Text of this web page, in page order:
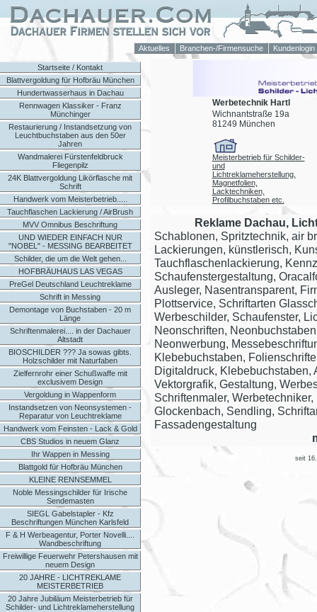
Aktuelles Branchen-/Firmensuche Kundenlogin
Startseite / Kontakt
Blattvergoldung für Hofbräu München
Hundertwasserhaus in Dachau
Rennwagen Klassiker - Franz
Münchinger
Restaurierung / Instandsetzung von
Leuchtbuchstaben aus den 50er
Jahren
Wandmalerei Fürstenfeldbruck
Fliegenpilz
24K Blattvergoldung Likörflasche mit
Schrift
Handwerk vom Meisterbetrieb.....
Tauchflaschen Lackierung / AirBrush
MVV Omnibus Beschriftung
UND WIEDER EINFACH NUR
"NOBEL" - MESSING BEARBEITET
Schilder, die um die Welt gehen...
HOFBRÄUHAUS LAS VEGAS
PreGel Deutschland Leuchtreklame
Schrift in Messing
Demontage von Buchstaben - 20 m
Länge
Schriftenmalerei.... in der Dachauer
Altstadt
BIOSCHILDER ??? Ja sowas gibts.
Holzschilder mit Naturfaben
Zielfernrohr einer Schußwaffe mit
exclusivem Design
Vergoldung in Wappenform
Instandsetzen von Neonsystemen -
Reparatur von Leuchtreklame
Handwerk vom Feinsten - Lack & Gold
CBS Studios in neuem Glanz
Ihr Wappen in Messing
Blattgold für Hofbräu München
KLEINE RENNSEMMEL
Noble Messingschilder für Irische
Sendemasten
SIEGL Gabelstapler - Kfz
Beschriftungen München Karlsfeld
F & H Werbeagentur, Porter Novelli....
Wandbeschriftung
Freiwillige Feuerwehr Petershausen mit
neuem Design
20 JAHRE - LICHTREKLAME
MEISTERBETRIEB
20 Jahre Jubiläum Meisterbetrieb für
Schilder- und Lichtreklameherstellung
Werbetechnik Hartl
Wichnantstraße 19a
81249 München
Meisterbetrieb für Schilder-
und
Lichtreklameherstellung,
Magnetfolien,
Lacktechniken,
Profilbuchstaben etc.
Reklame Dachau,
Schablonen, Spritztechnik, air
Lackierungen, künstlerisch,
Tauchflaschenlackierung,
Schaufenstergestaltung,
Ausleger, Nasentransparent,
Plottservice, Schriftarten
Werbeschilder, Schaufenster,
Neonschriften,
Neonwerbung,
Klebebuchstaben,
Digitaldruck, Klebebuchstaben,
Vektorgrafik, Gestaltung,
Schriftenmaler,
Glockenbach, Sendling,
Fassadengestaltung
seit